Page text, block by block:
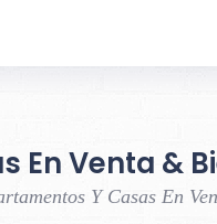
En Venta &
Y Casas En